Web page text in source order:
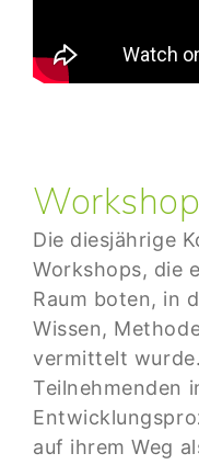
Die diesjährige
Workshops, die
Raum boten, in
Wissen,
vermittelt
Teilnehmenden
auf ihrem Weg